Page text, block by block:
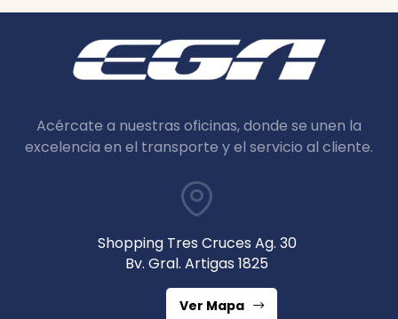
Acércate a nuestras oficinas, donde se unen la
excelencia en el transporte y el servicio al cliente.
Shopping Tres Cruces Ag. 30
Bv. Gral. Artigas 1825
Ver Mapa